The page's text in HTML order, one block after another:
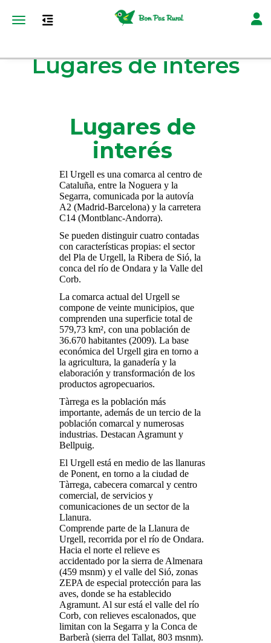
Toggle navigation
Lugares de interes
Lugares de
interés
El Urgell es una comarca al centro de
Cataluña, entre la Noguera y la
Segarra, comunicada por la autovía
A2 (Madrid-Barcelona) y la carretera
C14 (Montblanc-Andorra).
Se pueden distinguir cuatro contadas
con características propias: el sector
del Pla de Urgell, la Ribera de Sió, la
conca del río de Ondara y la Valle del
Corb.
La comarca actual del Urgell se
compone de veinte municipios, que
comprenden una superficie total de
579,73 km², con una población de
36.670 habitantes (2009). La base
económica del Urgell gira en torno a
la agricultura, la ganadería y la
elaboración y transformación de los
productos agropecuarios.
Tàrrega es la población más
importante, además de un tercio de la
población comarcal y numerosas
industrias. Destacan Agramunt y
Bellpuig.
El Urgell está en medio de las llanuras
de Ponent, en torno a la ciudad de
Tàrrega, cabecera comarcal y centro
comercial, de servicios y
comunicaciones de un sector de la
Llanura.
Comprende parte de la Llanura de
Urgell, recorrida por el río de Ondara.
Hacia el norte el relieve es
accidentado por la sierra de Almenara
(459 msnm) y el valle del Sió, zonas
ZEPA de especial protección para las
aves, donde se ha establecido
Agramunt. Al sur está el valle del río
Corb, con relieves escalonados, que
limitan con la Segarra y la Conca de
Barberà (sierra del Tallat, 803 msnm).